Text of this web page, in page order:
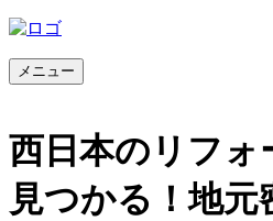
メニュー
西日本のリフォ
見つかる！地元